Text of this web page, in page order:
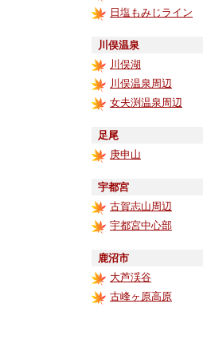
日塩もみじライン
川俣温泉
川俣湖
川俣温泉周辺
女夫渕温泉周辺
足尾
庚申山
宇都宮
古賀志山周辺
宇都宮中心部
鹿沼市
大芦渓谷
古峰ヶ原高原